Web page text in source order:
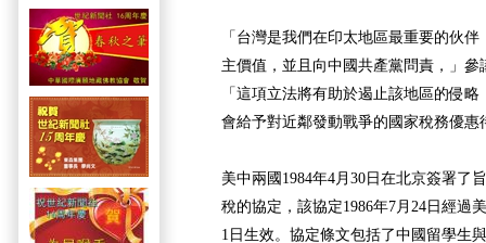
「台灣是我們在印太地區最重要的伙
主價值，並且向中國共產黨問責，」參
「這項立法將有助於遏止該地區的侵
會給予對近鄰發動戰爭的國家稅務優惠
美中兩國1984年4月30日在北京簽署了
稅的協定，該協定1986年7月24日經過
1日生效。協定條文包括了中國留學生